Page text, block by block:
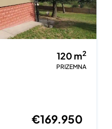
120 m2
PRIZEMNA
€169.950